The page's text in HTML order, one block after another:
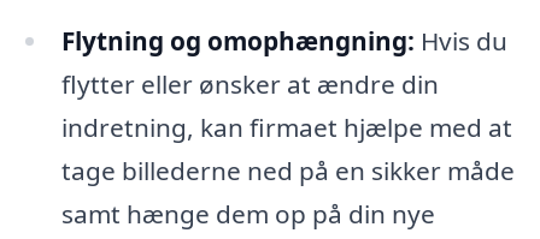
Flytning og omophængning: Hvis du
flytter eller ønsker at ændre din
indretning, kan firmaet hjælpe med at
tage billederne ned på en sikker måde
samt hænge dem op på din nye